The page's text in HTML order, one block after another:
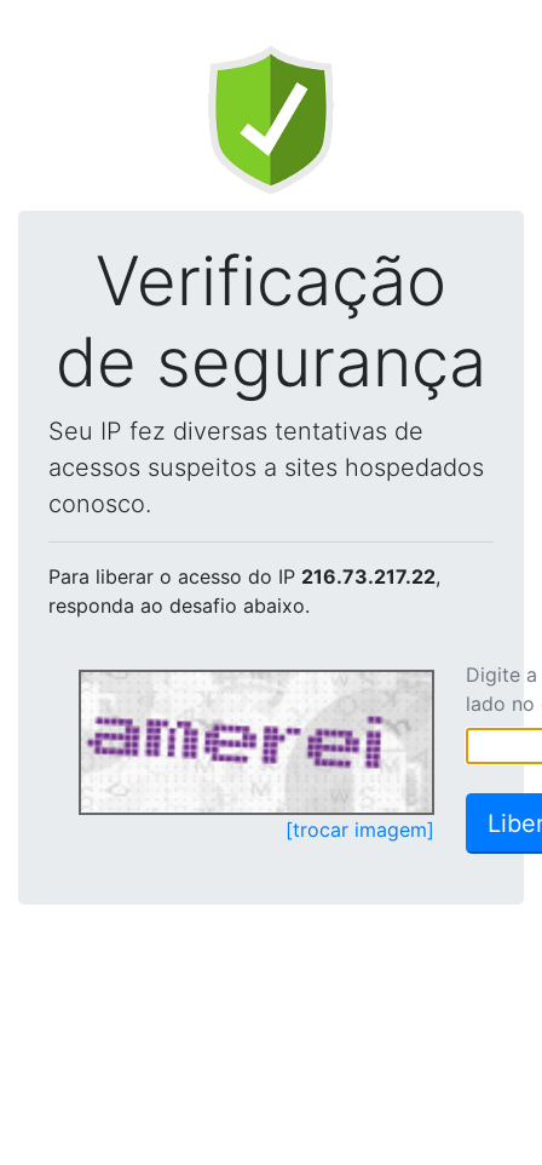
Verificação
de segurança
Seu IP fez diversas tentativas de
acessos suspeitos a sites hospedados
conosco.
Para liberar o acesso do IP 216.73.217.22,
responda ao desafio abaixo.
[trocar imagem]
Digite
lado no